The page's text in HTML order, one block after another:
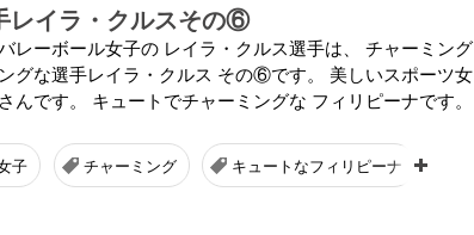
レイラ・クルスその⑥
レーボール女子の レイラ・クルス選手は、 チャーミング
グな選手レイラ・クルス その⑥です。 美しいスポーツ女
んです。 キュートでチャーミングな フィリピーナです。
子 チャーミング キュートなフィリピーナ